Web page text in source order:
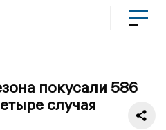
покусали 586
случая